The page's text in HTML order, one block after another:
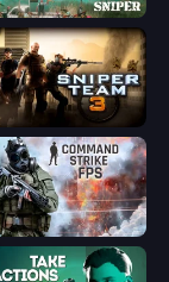
Team 3
Strike FPS